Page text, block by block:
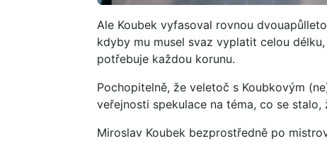
Ale Koubek vyfasoval rovnou
kdyby mu musel svaz vyplatit celou
potřebuje každou korunu.
Pochopitelně, že veletoč s Koubkovým
veřejnosti spekulace na téma, co se
Miroslav Koubek bezprostředně po